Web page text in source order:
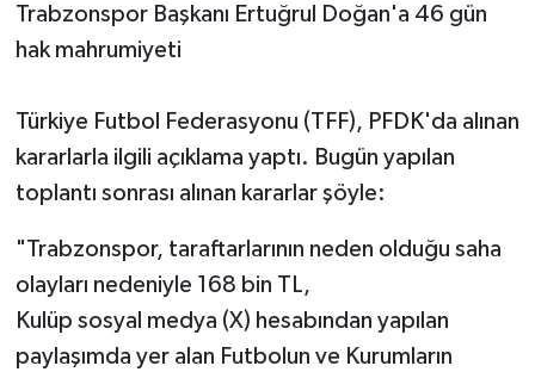
Trabzonspor Başkanı Ertuğrul Doğan'a 46 gün
hak mahrumiyeti
Türkiye Futbol Federasyonu (TFF), PFDK'da alınan
kararlarla ilgili açıklama yaptı. Bugün yapılan
toplantı sonrası alınan kararlar şöyle:
"Trabzonspor, taraftarlarının neden olduğu saha
olayları nedeniyle 168 bin TL,
Kulüp sosyal medya (X) hesabından yapılan
paylaşımda yer alan Futbolun ve Kurumların
Siyaset
Teknoloji
Video Haber
Yaşam